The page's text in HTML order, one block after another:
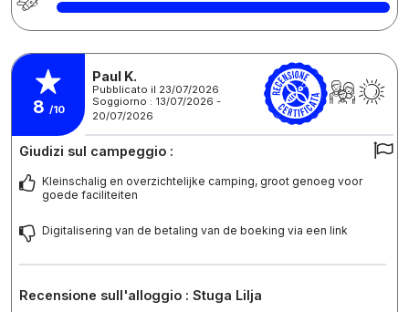
8 /10
Paul K.
Pubblicato il 23/07/2026
Soggiorno : 13/07/2026 -
20/07/2026
Giudizi sul campeggio :
Kleinschalig en overzichtelijke camping, groot genoeg voor
goede faciliteiten
Digitalisering van de betaling van de boeking via een link
Recensione sull'alloggio : Stuga Lilja